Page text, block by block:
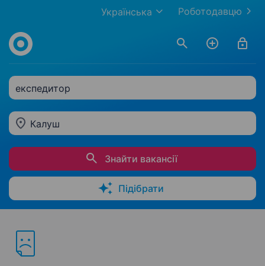
Роботодавцю
Українська
експедитор
Калуш
Знайти вакансії
Підібрати